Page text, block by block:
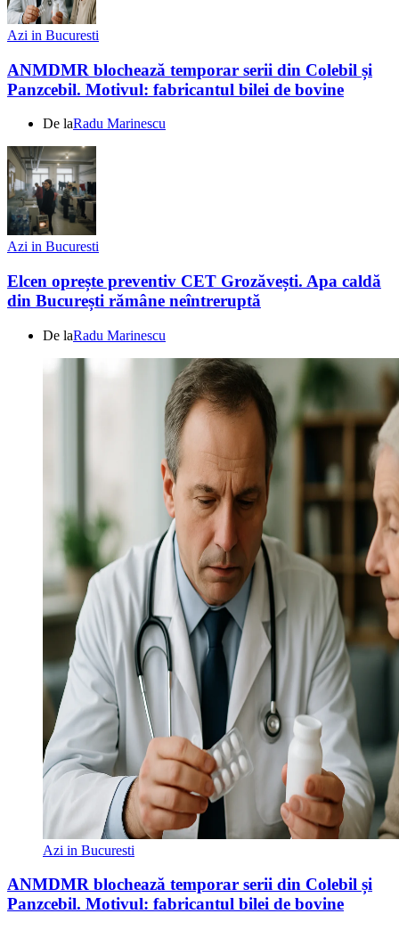
Azi in Bucuresti
ANMDMR blochează temporar serii din Colebil și
Panzcebil. Motivul: fabricantul bilei de bovine
De laRadu Marinescu
Azi in Bucuresti
Elcen oprește preventiv CET Grozăvești. Apa caldă
din București rămâne neîntreruptă
De laRadu Marinescu
Azi in Bucuresti
ANMDMR blochează temporar serii din Colebil și
Panzcebil. Motivul: fabricantul bilei de bovine